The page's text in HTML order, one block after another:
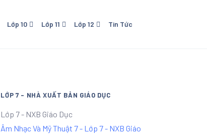
Lớp 10 Lớp 11 Lớp 12 Tin Tức
LỚP 7 - NHÀ XUẤT BẢN GIÁO DỤC
Lớp 7 - NXB Giáo Dục
Âm Nhạc Và Mỹ Thuật 7 - Lớp 7 - NXB Giáo